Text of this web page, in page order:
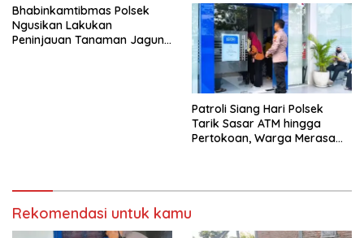
Bhabinkamtibmas Polsek
Ngusikan Lakukan
Peninjauan Tanaman Jagung
Patroli Siang Hari Polsek
Tarik Sasar ATM hingga
Pertokoan, Warga Merasa
Rekomendasi untuk kamu